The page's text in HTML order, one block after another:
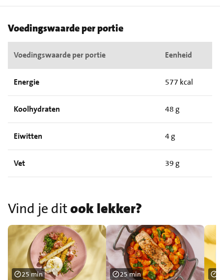
Voedingswaarde per portie
Voedingswaarde per portie Eenheid
Energie 577 kcal
Koolhydraten 48 g
Eiwitten 4 g
Vet 39 g
Vind je ditook lekker?
25 min 25 min